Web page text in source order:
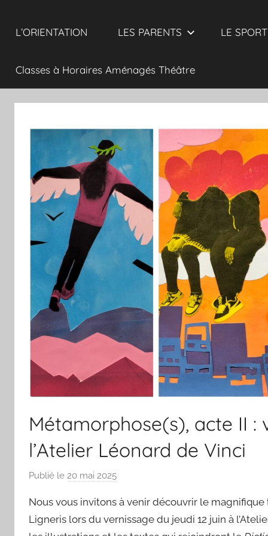
L’ORIENTATION LES PARENTS LE SPORT
Classes à Horaires Aménagés Théâtre
Métamorphose(s), acte II :
l’Atelier Léonard de Vinci
Publié le 20 mai 2025
r
C
Nous vous invitons à venir découvrir le
Ligneris lors du vernissage du jeudi 12 juin à